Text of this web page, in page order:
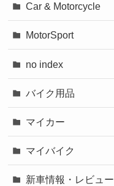
Car & Motorcycle
MotorSport
no index
バイク用品
マイカー
マイバイク
新車情報・レビュー